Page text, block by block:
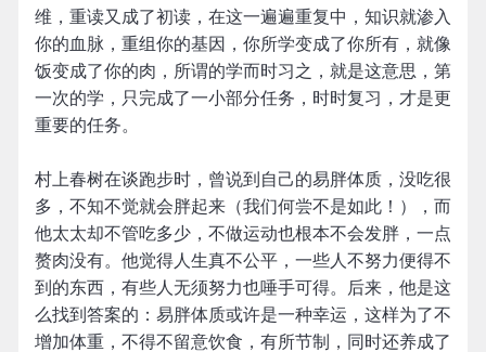
维，重读又成了初读，在这一遍遍重复中，知识就渗入
你的血脉，重组你的基因，你所学变成了你所有，就像
饭变成了你的肉，所谓的学而时习之，就是这意思，第
一次的学，只完成了一小部分任务，时时复习，才是更
重要的任务。
村上春树在谈跑步时，曾说到自己的易胖体质，没吃很
多，不知不觉就会胖起来（我们何尝不是如此！），而
他太太却不管吃多少，不做运动也根本不会发胖，一点
赘肉没有。他觉得人生真不公平，一些人不努力便得不
到的东西，有些人无须努力也唾手可得。后来，他是这
么找到答案的：易胖体质或许是一种幸运，这样为了不
增加体重，不得不留意饮食，有所节制，同时还养成了